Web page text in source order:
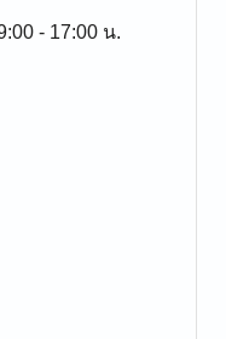
- 17:00 น.